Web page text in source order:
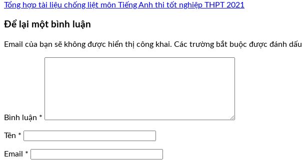
Tổng hợp tài liệu chống liệt môn Tiếng Anh thi tốt nghiệp THPT 2021
Để lại một bình luận
Email của bạn sẽ không được hiển thị công khai. Các trường bắt buộc được đánh dấu
Bình luận *
Tên *
Email *